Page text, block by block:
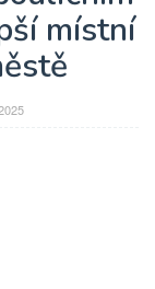
místní